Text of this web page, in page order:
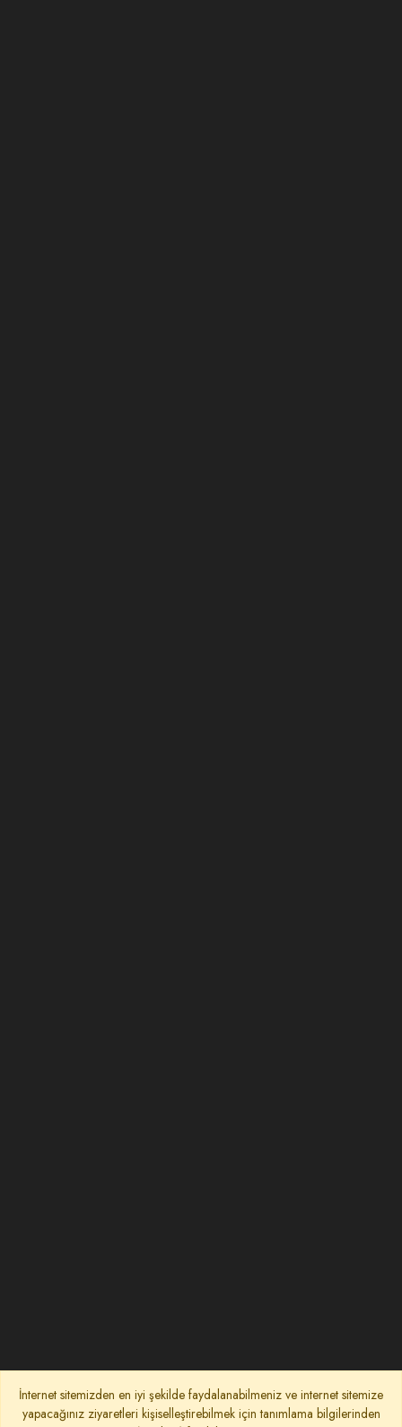
İnternet sitemizden en iyi şekilde faydalanabilmeniz ve internet sitemize
yapacağınız ziyaretleri kişiselleştirebilmek için tanımlama bilgilerinden